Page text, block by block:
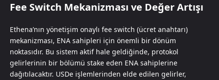
Fee Switch Mekanizması ve Değer Artışı
Ethena’nın yönetişim onaylı fee switch (ücret anahtarı)
mekanizması, ENA sahipleri için önemli bir dönüm
noktasıdır. Bu sistem aktif hale geldiğinde, protokol
gelirlerinin bir bölümü stake eden ENA sahiplerine
dağıtılacaktır. USDe işlemlerinden elde edilen gelirler,